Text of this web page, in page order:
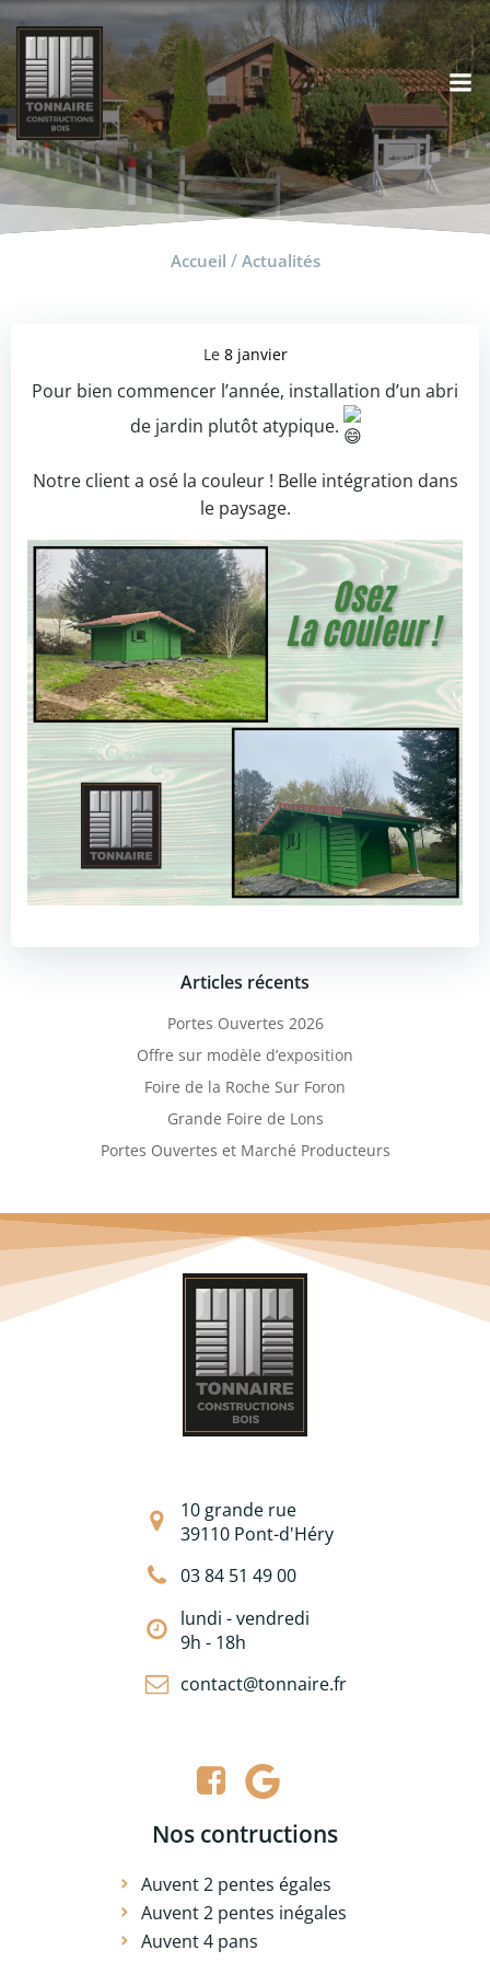
Aller
au
contenu
Accueil / Actualités
Le 8 janvier
Pour bien commencer l’année, installation d’un abri
de jardin plutôt atypique.
Notre client a osé la couleur ! Belle intégration dans
le paysage.
Articles récents
Portes Ouvertes 2026
Offre sur modèle d’exposition
Foire de la Roche Sur Foron
Grande Foire de Lons
Portes Ouvertes et Marché Producteurs
10 grande rue
39110 Pont-d'Héry
03 84 51 49 00
lundi - vendredi
9h - 18h
contact@tonnaire.fr
Nos contructions
Auvent 2 pentes égales
Auvent 2 pentes inégales
Auvent 4 pans